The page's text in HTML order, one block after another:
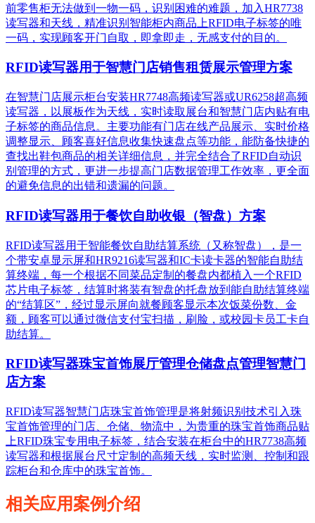
前零售柜无法做到一物一码，识别困难的难题，加入HR7738
读写器和天线，精准识别​智能柜内商品上RFID电子标签的唯
一码，实现顾客开门自取，即拿即走，无感支付的目的。
RFID读写器用于智慧门店销售租赁展示管理方案
在智慧门店展示柜台安装HR7748高频读写器或UR6258超高频
读写器，以展板作为天线，实时读取展台和智慧门店内贴有电
子标签的商品信息。主要功能有门店在线产品展示、实时价格
调整显示、顾客喜好信息收集快速盘点等功能，能防备快捷的
查找出鞋包商品的相关详细信息，并完全结合了RFID自动识
别管理的方式，更进一步提高门店数据管理工作效率，更全面
的避免信息的出错和遗漏的问题。
RFID读写器用于餐饮自助收银（智盘）方案
RFID读写器用于智能餐饮自助结算系统（又称智盘），是一
个带安卓显示屏和HR9216读写器和IC卡读卡器的智能自助结
算终端，每一个根据不同菜品定制的餐盘内都植入一个RFID
芯片电子标签，结算时将装有智盘的托盘放到能自助结算终端
的“结算区”，经过显示屏向就餐顾客显示本次饭菜份数、金
额，顾客可以通过微信支付宝扫描，刷脸，或校园卡员工卡自
助结算。
RFID读写器珠宝首饰展厅管理仓储盘点管理智慧门
店方案
RFID读写器智慧门店珠宝首饰管理是将射频识别技术引入珠
宝首饰管理的门店、仓储、物流中，为贵重的珠宝首饰商品贴
上RFID珠宝专用电子标签，结合安装在柜台中的HR7738高频
读写器和根据展台尺寸定制的高频天线，实时监测、控制和跟
踪柜台和仓库中的珠宝首饰。
相关应用案例介绍